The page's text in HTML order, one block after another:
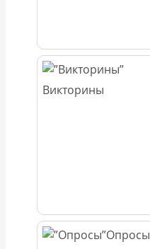
Викторины
Опросы